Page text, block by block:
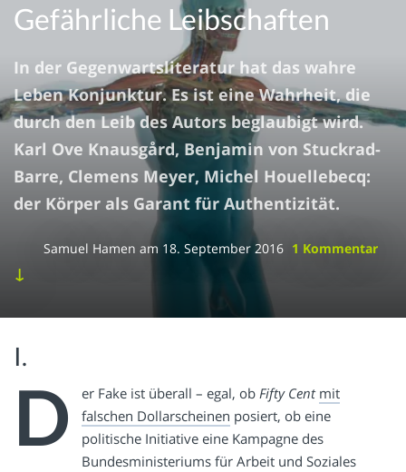
Gefährliche Leibschaften
In der Gegenwartsliteratur hat das wahre
Leben Konjunktur. Es ist eine Wahrheit, die
durch den Leib des Autors beglaubigt wird.
Karl Ove Knausgård, Benjamin von Stuckrad-
Barre, Clemens Meyer, Michel Houellebecq:
der Körper als Garant für Authentizität.
Samuel Hamen am 18. September 2016 1 Kommentar
↓
I.
D er Fake ist überall – egal, ob Fifty Cent mit
falschen Dollarscheinen posiert, ob eine
politische Initiative eine Kampagne des
Bundesministeriums für Arbeit und Soziales